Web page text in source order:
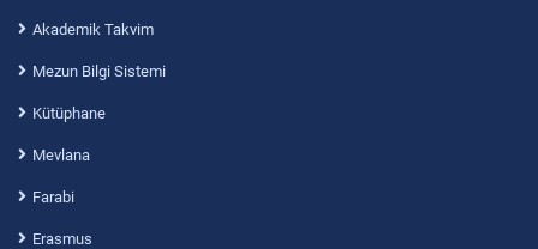
Akademik Takvim
Mezun Bilgi Sistemi
Kütüphane
Mevlana
Farabi
Erasmus